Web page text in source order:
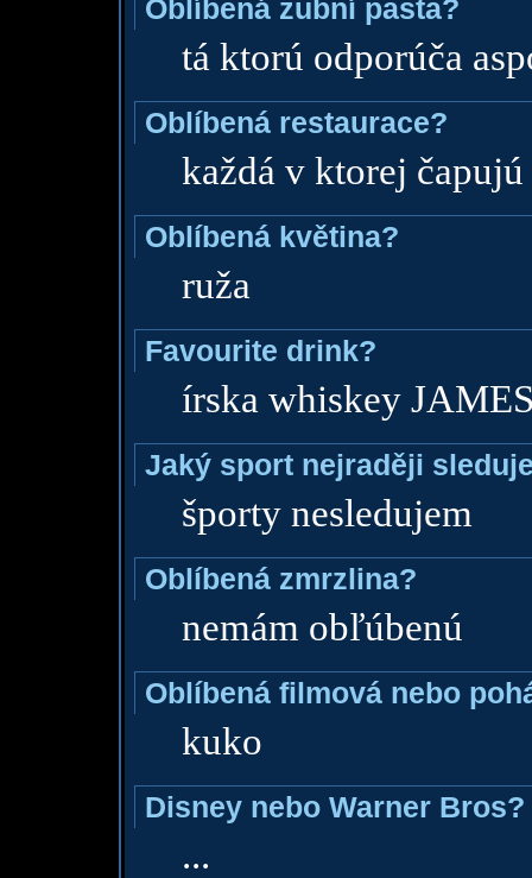
Oblíbená zubní pasta?
tá ktorú odporúča
Oblíbená restaurace?
každá v ktorej čapujú
Oblíbená květina?
ruža
Favourite drink?
írska whiskey
Jaký sport nejraději
športy nesledujem
Oblíbená zmrzlina?
nemám obľúbenú
Oblíbená filmová nebo
kuko
Disney nebo Warner Bros?
...